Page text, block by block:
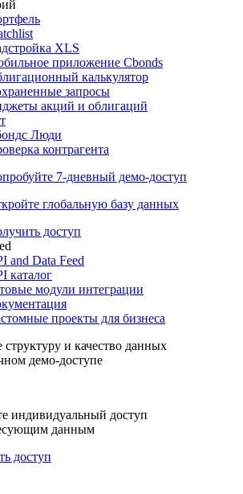
глобальную базу данных
доступ
XLS
приложение Cbonds
калькулятор
запросы
контрагента
7-дневный
глобальную базу данных
доступ
and Data Feed
модули интеграции
демо-доступе